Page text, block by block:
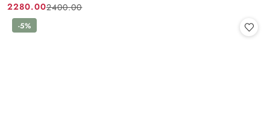
Cena
promocyjna:
2280.00
Cena
przed
2400.00
-5%